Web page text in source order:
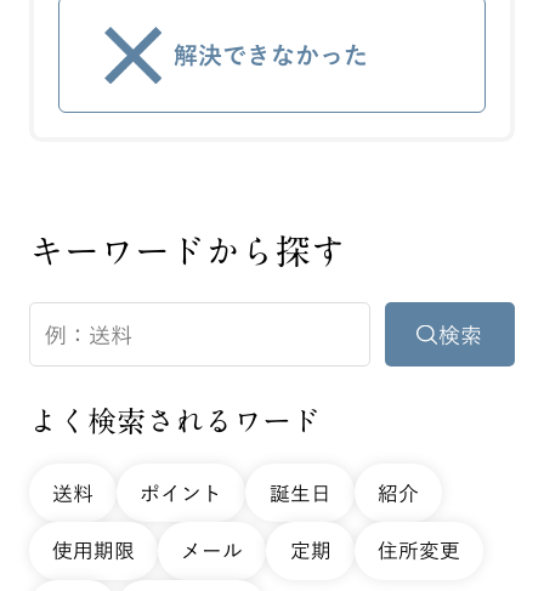
解決できなかった
キーワードから探す
よく検索されるワード
送料 ポイント 誕生日 紹介
使用期限 メール 定期 住所変更